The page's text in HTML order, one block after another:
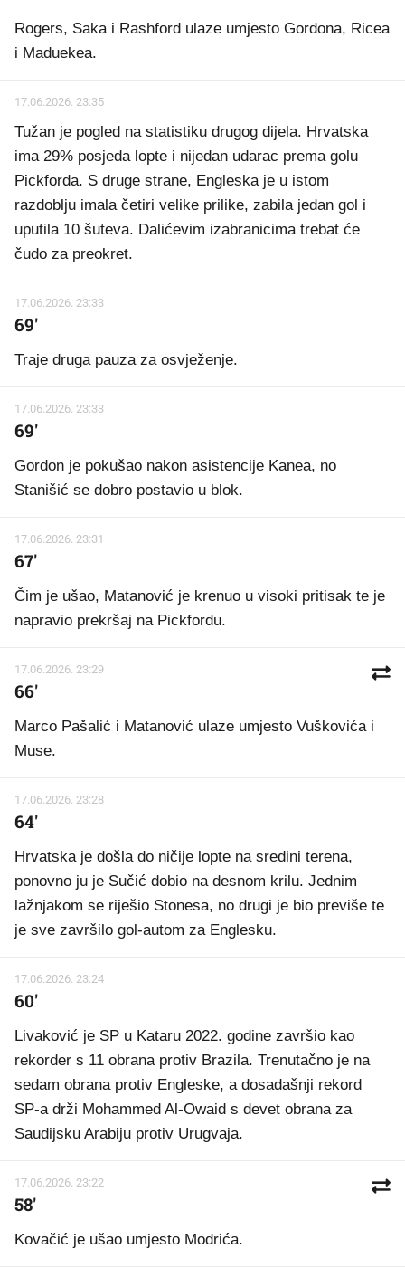
Rogers, Saka i Rashford ulaze umjesto Gordona, Ricea
i Maduekea.
17.06.2026. 23:35
Tužan je pogled na statistiku drugog dijela. Hrvatska
ima 29% posjeda lopte i nijedan udarac prema golu
Pickforda. S druge strane, Engleska je u istom
razdoblju imala četiri velike prilike, zabila jedan gol i
uputila 10 šuteva. Dalićevim izabranicima trebat će
čudo za preokret.
17.06.2026. 23:33
69'
Traje druga pauza za osvježenje.
17.06.2026. 23:33
69'
Gordon je pokušao nakon asistencije Kanea, no
Stanišić se dobro postavio u blok.
17.06.2026. 23:31
67'
Čim je ušao, Matanović je krenuo u visoki pritisak te je
napravio prekršaj na Pickfordu.
17.06.2026. 23:29
66'
Marco Pašalić i Matanović ulaze umjesto Vuškovića i
Muse.
17.06.2026. 23:28
64'
Hrvatska je došla do ničije lopte na sredini terena,
ponovno ju je Sučić dobio na desnom krilu. Jednim
lažnjakom se riješio Stonesa, no drugi je bio previše te
je sve završilo gol-autom za Englesku.
17.06.2026. 23:24
60'
Livaković je SP u Kataru 2022. godine završio kao
rekorder s 11 obrana protiv Brazila. Trenutačno je na
sedam obrana protiv Engleske, a dosadašnji rekord
SP-a drži Mohammed Al-Owaid s devet obrana za
Saudijsku Arabiju protiv Urugvaja.
17.06.2026. 23:22
58'
Kovačić je ušao umjesto Modrića.